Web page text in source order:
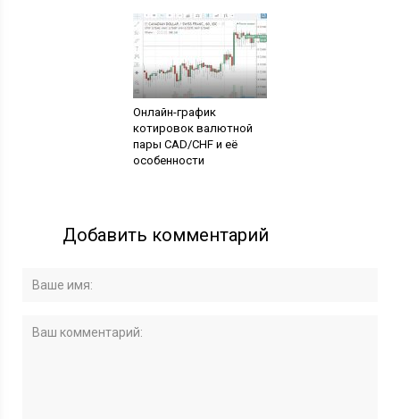
Онлайн-график
котировок валютной
пары CAD/CHF и её
особенности
Добавить комментарий